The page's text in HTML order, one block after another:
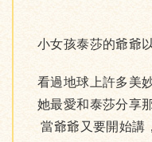
小女孩泰莎的爺爺
看過地球上許多美
她最愛和泰莎分享
當爺爺又要開始講